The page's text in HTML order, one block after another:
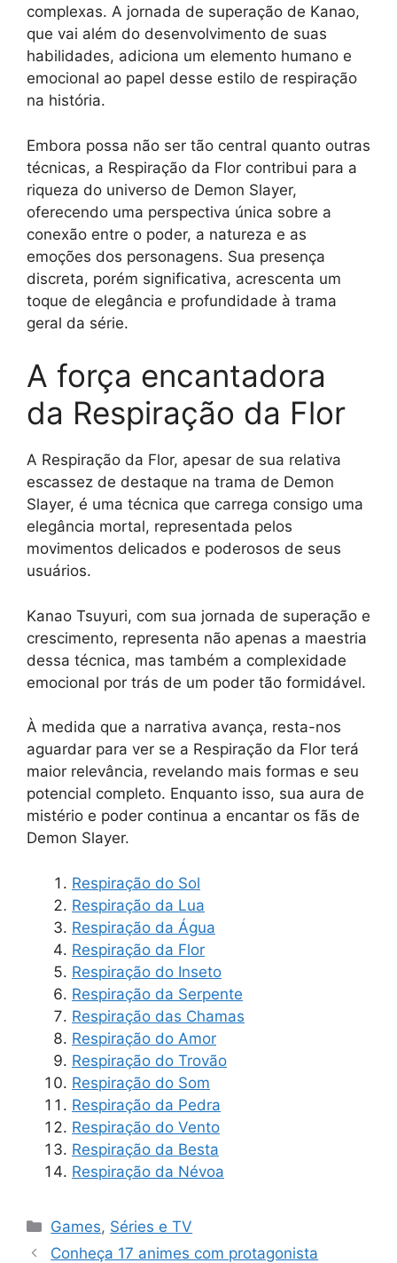
complexas. A jornada de superação de Kanao,
que vai além do desenvolvimento de suas
habilidades, adiciona um elemento humano e
emocional ao papel desse estilo de respiração
na história.
Embora possa não ser tão central quanto outras
técnicas, a Respiração da Flor contribui para a
riqueza do universo de Demon Slayer,
oferecendo uma perspectiva única sobre a
conexão entre o poder, a natureza e as
emoções dos personagens. Sua presença
discreta, porém significativa, acrescenta um
toque de elegância e profundidade à trama
geral da série.
A força encantadora
da Respiração da Flor
A Respiração da Flor, apesar de sua relativa
escassez de destaque na trama de Demon
Slayer, é uma técnica que carrega consigo uma
elegância mortal, representada pelos
movimentos delicados e poderosos de seus
usuários.
Kanao Tsuyuri, com sua jornada de superação e
crescimento, representa não apenas a maestria
dessa técnica, mas também a complexidade
emocional por trás de um poder tão formidável.
À medida que a narrativa avança, resta-nos
aguardar para ver se a Respiração da Flor terá
maior relevância, revelando mais formas e seu
potencial completo. Enquanto isso, sua aura de
mistério e poder continua a encantar os fãs de
Demon Slayer.
Respiração do Sol
Respiração da Lua
Respiração da Água
Respiração da Flor
Respiração do Inseto
Respiração da Serpente
Respiração das Chamas
Respiração do Amor
Respiração do Trovão
Respiração do Som
Respiração da Pedra
Respiração do Vento
Respiração da Besta
Respiração da Névoa
Categorias
Games, Séries e TV
Conheça 17 animes com protagonista